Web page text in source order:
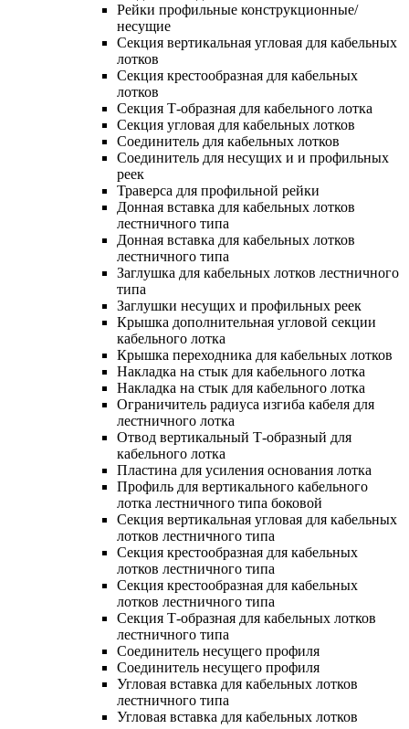
Рейки профильные конструкционные/
несущие
Секция вертикальная угловая для кабельных
лотков
Секция крестообразная для кабельных
лотков
Секция Т-образная для кабельного лотка
Секция угловая для кабельных лотков
Соединитель для кабельных лотков
Соединитель для несущих и и профильных
реек
Траверса для профильной рейки
Донная вставка для кабельных лотков
лестничного типа
Донная вставка для кабельных лотков
лестничного типа
Заглушка для кабельных лотков лестничного
типа
Заглушки несущих и профильных реек
Крышка дополнительная угловой секции
кабельного лотка
Крышка переходника для кабельных лотков
Накладка на стык для кабельного лотка
Накладка на стык для кабельного лотка
Ограничитель радиуса изгиба кабеля для
лестничного лотка
Отвод вертикальный Т-образный для
кабельного лотка
Пластина для усиления основания лотка
Профиль для вертикального кабельного
лотка лестничного типа боковой
Секция вертикальная угловая для кабельных
лотков лестничного типа
Секция крестообразная для кабельных
лотков лестничного типа
Секция крестообразная для кабельных
лотков лестничного типа
Секция Т-образная для кабельных лотков
лестничного типа
Соединитель несущего профиля
Соединитель несущего профиля
Угловая вставка для кабельных лотков
лестничного типа
Угловая вставка для кабельных лотков